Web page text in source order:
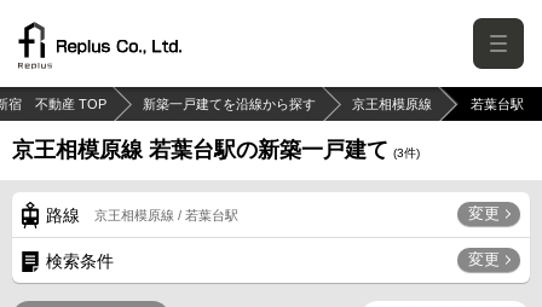
宿 不動産 TOP 新築一戸建てを沿線から探す 京王相模原線 若葉台駅
京王相模原線 若葉台駅の新築一戸建て (3件)
路線 京王相模原線 / 若葉台駅 変更
検索条件 変更